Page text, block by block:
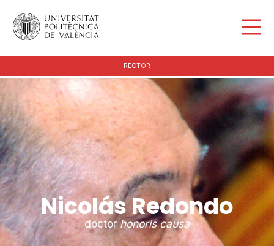
RECTOR
Nicolás Redondo
doctorhonoris causa